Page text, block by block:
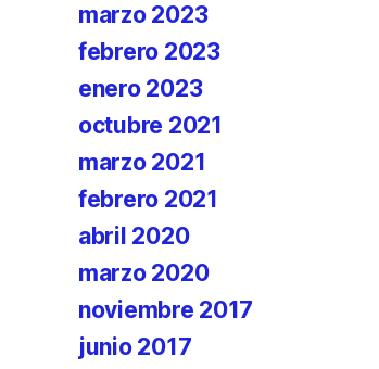
marzo 2023
febrero 2023
enero 2023
octubre 2021
marzo 2021
febrero 2021
abril 2020
marzo 2020
noviembre 2017
junio 2017